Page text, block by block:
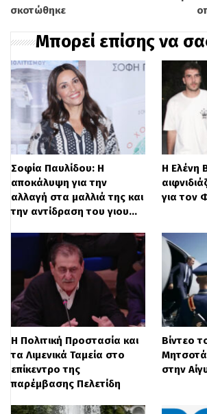
Ο δράστης, ο οποίος είναι
καταγωγής, οδηγήθηκε στα
και σε βάρος του
δικογραφία.
ΔιαβάστεΕΔΩ
σκοτώθηκε
Μπορεί επίσης να
Σοφία Παυλίδου: Η
αποκάλυψη για την
αλλαγή στα μαλλιά της και
την αντίδραση του γιου…
Η Ελένη
για τον
Η Πολιτική Προστασία και
τα Λιμενικά Ταμεία στο
επίκεντρο της
παρέμβασης Πελετίδη
Βίντεο
στην